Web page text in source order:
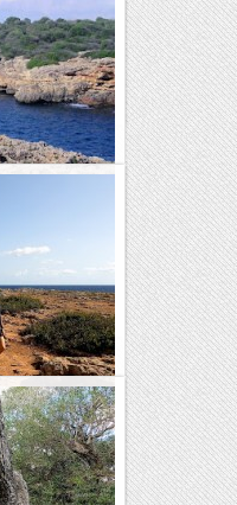
en Xavi
i que feia
Port i...
Punta Rasa de
de Manacor -...
amb la
sud, des de